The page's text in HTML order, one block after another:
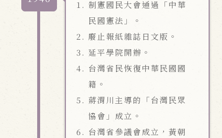
制憲國民大會通過「中華
民國憲法」。
廢止報紙雜誌日文版。
延平學院開辦。
台灣省民恢復中華民國國
籍。
蔣渭川主導的「台灣民眾
協會」成立。
台灣省參議會成立，黃朝